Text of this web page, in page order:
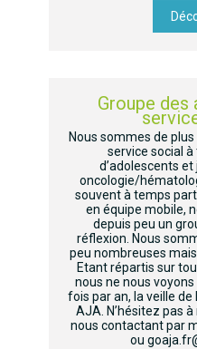
Groupe des
Nous sommes de
service social
d’adolescents
oncologie/
souvent à temps
en équipe mobile,
depuis peu un
réflexion. Nous
peu nombreuses
Etant répartis sur
nous ne nous
fois par an, la veille de
AJA. N’hésitez pas
nous contactant par
ou